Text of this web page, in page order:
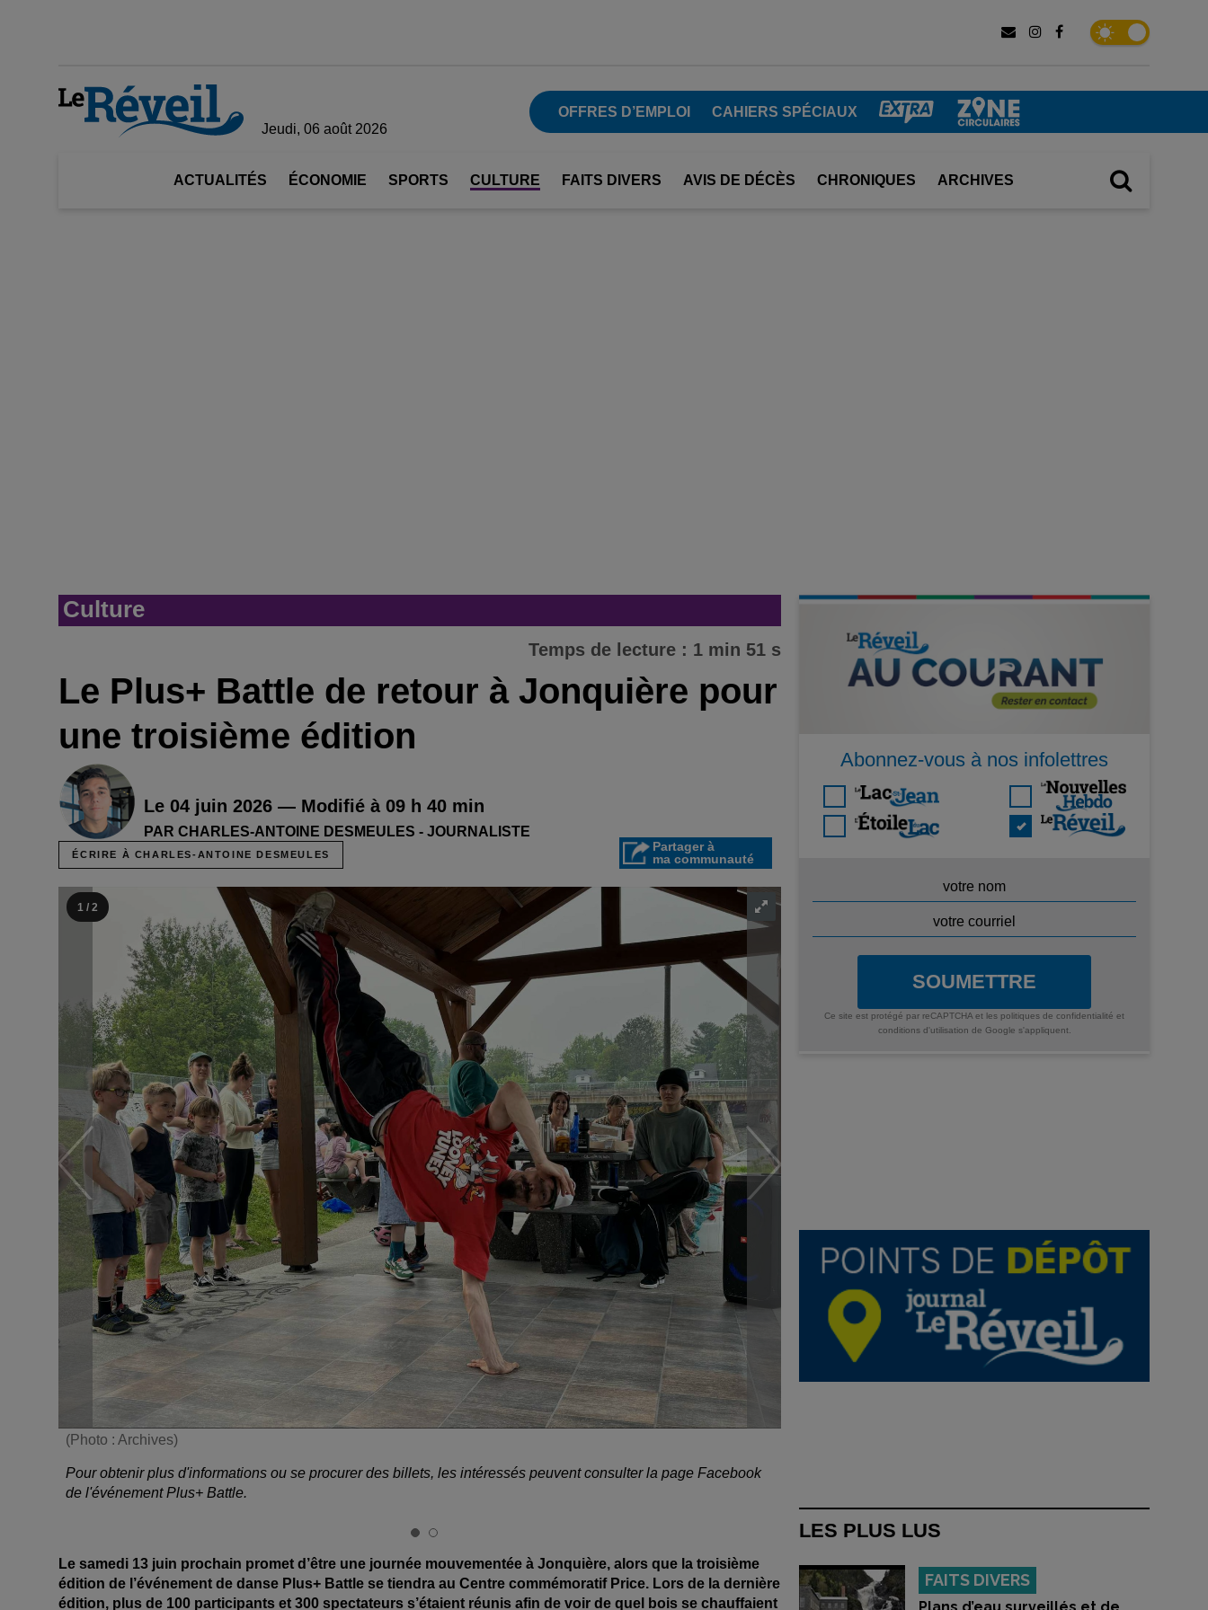
Jeudi, 06 août 2026
OFFRES D’EMPLOI CAHIERS SPÉCIAUX
ACTUALITÉS ÉCONOMIE SPORTS CULTURE FAITS DIVERS AVIS DE DÉCÈS CHRONIQUES ARCHIVES
Culture
Temps de lecture : 1 min 51 s
Le Plus+ Battle de retour à Jonquière pour
une troisième édition
Le 04 juin 2026 — Modifié à 09 h 40 min
PAR CHARLES-ANTOINE DESMEULES - JOURNALISTE
ÉCRIRE À CHARLES-ANTOINE DESMEULES
Partager à
ma communauté
1 / 2
(Photo : Archives)
Pour obtenir plus d'informations ou se procurer des billets, les intéressés peuvent consulter la page Facebook
de l'événement Plus+ Battle.
Le samedi 13 juin prochain promet d’être une journée mouvementée à Jonquière, alors que la troisième
édition de l’événement de danse Plus+ Battle se tiendra au Centre commémoratif Price. Lors de la dernière
édition, plus de 100 participants et 300 spectateurs s’étaient réunis afin de voir de quel bois se chauffaient
Abonnez-vous à nos infolettres
SOUMETTRE
Ce site est protégé par reCAPTCHA et les politiques de confidentialité et
conditions d'utilisation de Google s'appliquent.
LES PLUS LUS
FAITS DIVERS